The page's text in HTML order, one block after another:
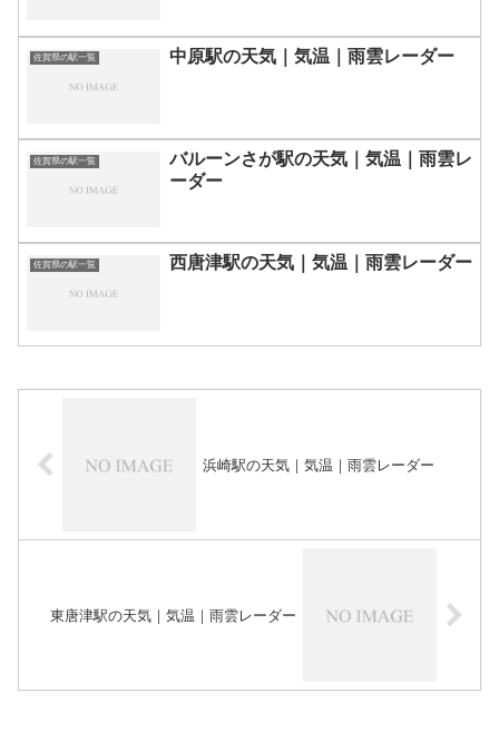
佐賀県の駅一覧 中原駅の天気｜気温｜雨雲レーダー
佐賀県の駅一覧
バルーンさが駅の天気｜気温｜雨雲レ
ーダー
佐賀県の駅一覧 西唐津駅の天気｜気温｜雨雲レーダー
浜崎駅の天気｜気温｜雨雲レーダー
東唐津駅の天気｜気温｜雨雲レーダー